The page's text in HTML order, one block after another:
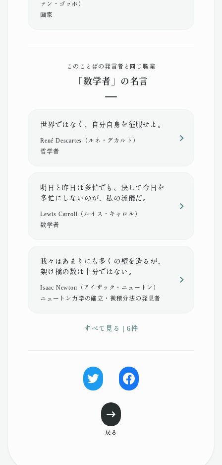
戻る
ァン・ゴッホ）
画家
このことばの発言者と同じ職業
「数学者」の名言
世界ではなく、自分自身を征服せよ。
René Descartes（ルネ・デカルト）
哲学者
明日と昨日は多忙でも、決して今日を
多忙にしないのが、私の流儀だ。
Lewis Carroll（ルイス・キャロル）
数学者
我々はあまりにも多くの壁を造るが、
架け橋の数は十分ではない。
Isaac Newton（アイザック・ニュートン）
ニュートン力学の確立・微積分法の発見者
すべて見る | 6件